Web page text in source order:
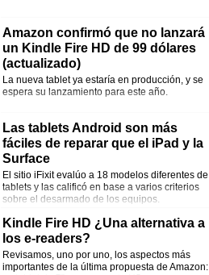
Amazon confirmó que no lanzará
un Kindle Fire HD de 99 dólares
(actualizado)
La nueva tablet ya estaría en producción, y se
espera su lanzamiento para este año.
Las tablets Android son más
fáciles de reparar que el iPad y la
Surface
El sitio iFixit evalúo a 18 modelos diferentes de
tablets y las calificó en base a varios criterios
sobre el desarmado de los equipos.
Kindle Fire HD ¿Una alternativa a
los e-readers?
Revisamos, uno por uno, los aspectos más
importantes de la última propuesta de Amazon: